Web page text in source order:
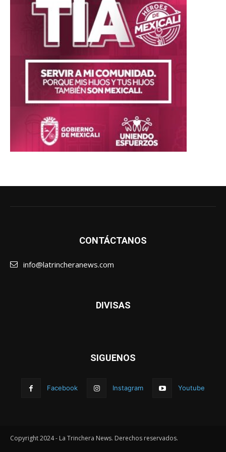
CONTÁCTANOS
info@latrincheranews.com
DIVISAS
SIGUENOS
Facebook Instagram Youtube
Copyright 2024 - La Trinchera News. Derechos reservados.